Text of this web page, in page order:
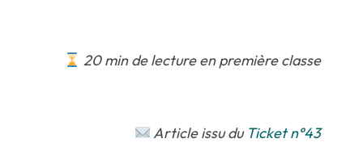
20 min de lecture en première classe
Article issu du Ticket n°43